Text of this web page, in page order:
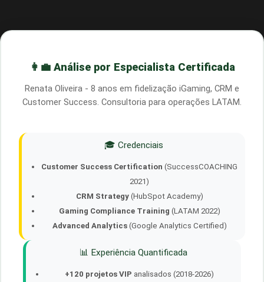
👩‍💼 Análise por Especialista Certificada
Renata Oliveira - 8 anos em fidelização iGaming, CRM e
Customer Success. Consultoria para operações LATAM.
🎓 Credenciais
Customer Success Certification (SuccessCOACHING
2021)
CRM Strategy(HubSpot Academy)
Gaming Compliance Training (LATAM 2022)
Advanced Analytics(Google Analytics Certified)
📊 Experiência Quantificada
+120 projetos VIP analisados (2018-2026)